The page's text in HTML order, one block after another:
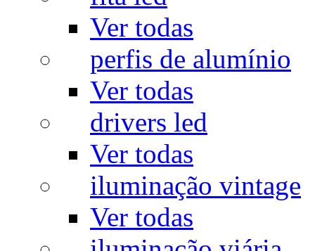
Ver todas
perfis de alumínio
Ver todas
drivers led
Ver todas
iluminação vintage
Ver todas